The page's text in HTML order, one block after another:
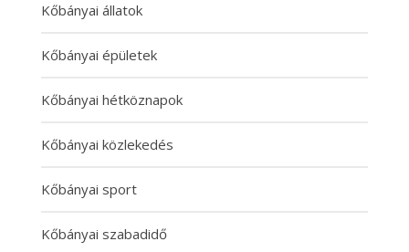
Kőbányai állatok
Kőbányai épületek
Kőbányai hétköznapok
Kőbányai közlekedés
Kőbányai sport
Kőbányai szabadidő